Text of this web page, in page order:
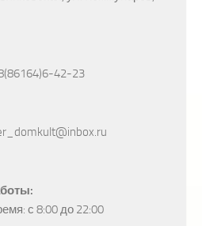
42-23
с 8:00 до 22:00